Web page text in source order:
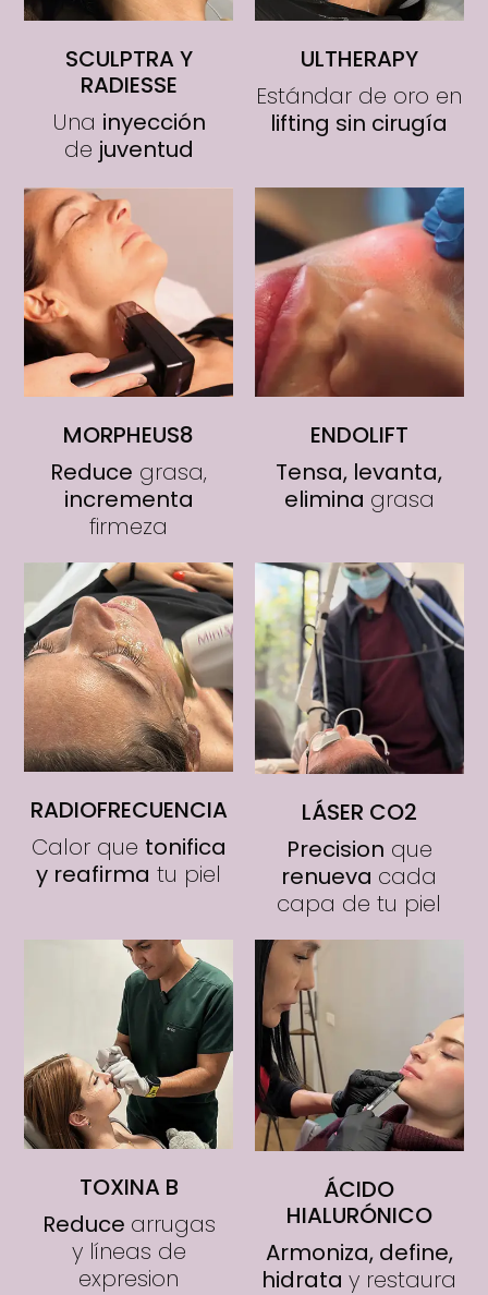
SCULPTRA Y
RADIESSE
Una inyección
de juventud
ULTHERAPY
Estándar de oro en
lifting sin cirugía
MORPHEUS8
Reduce grasa,
incrementa
firmeza
ENDOLIFT
Tensa, levanta,
elimina grasa
RADIOFRECUENCIA
Calor que tonifica
y reafirma tu piel
LÁSER CO2
Precision que
renueva cada
capa de tu piel
TOXINA B
Reduce arrugas
y líneas de
expresion
ÁCIDO
HIALURÓNICO
Armoniza, define,
hidratay restaura